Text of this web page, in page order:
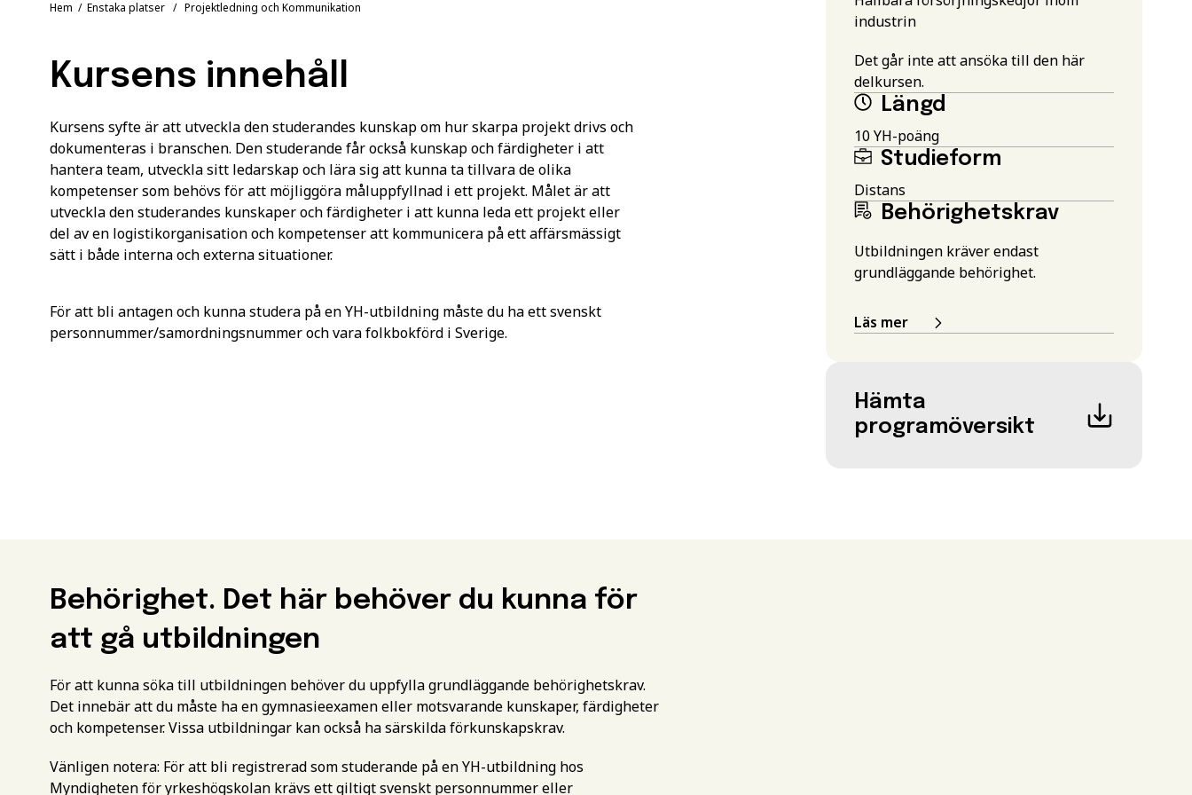
Hem / Enstaka platser / Projektledning och Kommunikation
Kursens innehåll
Kursens syfte är att utveckla den studerandes kunskap om hur skarpa projekt drivs och
dokumenteras i branschen. Den studerande får också kunskap och färdigheter i att
hantera team, utveckla sitt ledarskap och lära sig att kunna ta tillvara de olika
kompetenser som behövs för att möjliggöra måluppfyllnad i ett projekt. Målet är att
utveckla den studerandes kunskaper och färdigheter i att kunna leda ett projekt eller
del av en logistikorganisation och kompetenser att kommunicera på ett affärsmässigt
sätt i både interna och externa situationer.
För att bli antagen och kunna studera på en YH-utbildning måste du ha ett svenskt
personnummer/samordningsnummer och vara folkbokförd i Sverige.
industrin
Det går inte att ansöka till den här
delkursen.
Längd
10 YH-poäng
Studieform
Distans
Behörighetskrav
Utbildningen kräver endast
grundläggande behörighet.
Läs mer
Hämta
programöversikt
Behörighet. Det här behöver du kunna för
att gå utbildningen
För att kunna söka till utbildningen behöver du uppfylla grundläggande behörighetskrav.
Det innebär att du måste ha en gymnasieexamen eller motsvarande kunskaper, färdigheter
och kompetenser. Vissa utbildningar kan också ha särskilda förkunskapskrav.
Vänligen notera: För att bli registrerad som studerande på en YH-utbildning hos
Myndigheten för yrkeshögskolan krävs ett giltigt svenskt personnummer eller